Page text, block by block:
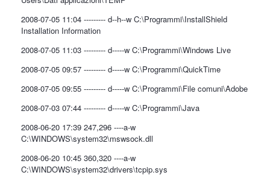
2008-07-05 11:04 --------- d--h--w C:\Programmi\InstallShield
Installation Information
2008-07-05 11:03 --------- d-----w C:\Programmi\Windows Live
2008-07-05 09:57 --------- d-----w C:\Programmi\QuickTime
2008-07-05 09:55 --------- d-----w C:\Programmi\File comuni\Adobe
2008-07-03 07:44 --------- d-----w C:\Programmi\Java
2008-06-20 17:39 247,296 ----a-w
C:\WINDOWS\system32\mswsock.dll
2008-06-20 10:45 360,320 ----a-w
C:\WINDOWS\system32\drivers\tcpip.sys